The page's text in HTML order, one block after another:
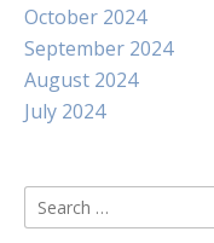
October 2024
September 2024
August 2024
July 2024
Search
for: